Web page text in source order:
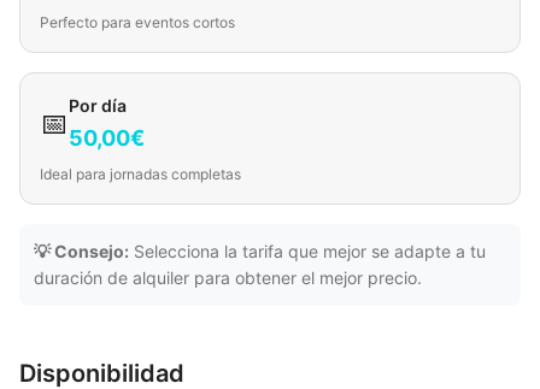
Perfecto para eventos cortos
📅
Por día
50,00€
Ideal para jornadas completas
💡 Consejo: Selecciona la tarifa que mejor se adapte a tu
duración de alquiler para obtener el mejor precio.
Disponibilidad